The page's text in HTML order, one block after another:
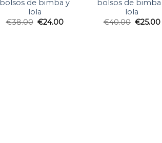
bolsos de bimba y
lola
€38.00 €24.00
bolsos de bimba
lola
€40.00 €25.00